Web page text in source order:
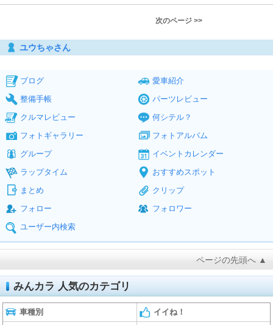
次のページ >>
ユウちゃさん
ブログ
愛車紹介
整備手帳
パーツレビュー
クルマレビュー
何シテル？
フォトギャラリー
フォトアルバム
グループ
イベントカレンダー
ラップタイム
おすすめスポット
まとめ
クリップ
フォロー
フォロワー
ユーザー内検索
ページの先頭へ ▲
みんカラ 人気のカテゴリ
車種別 イイね！